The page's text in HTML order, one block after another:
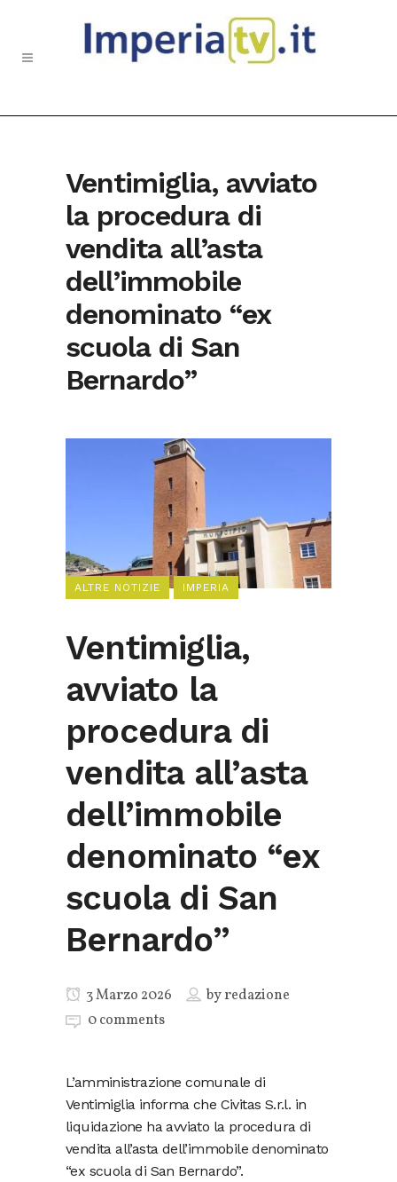
Ventimiglia, avviato
la procedura di
vendita all’asta
dell’immobile
denominato “ex
scuola di San
Bernardo”
ALTRE NOTIZIE IMPERIA
Ventimiglia,
avviato la
procedura di
vendita all’asta
dell’immobile
denominato “ex
scuola di San
Bernardo”
3 Marzo 2026 byredazione
0 comments
L’amministrazione comunale di
Ventimiglia informa che Civitas S.r.l. in
liquidazione ha avviato la procedura di
vendita all’asta dell’immobile denominato
“ex scuola di San Bernardo”.